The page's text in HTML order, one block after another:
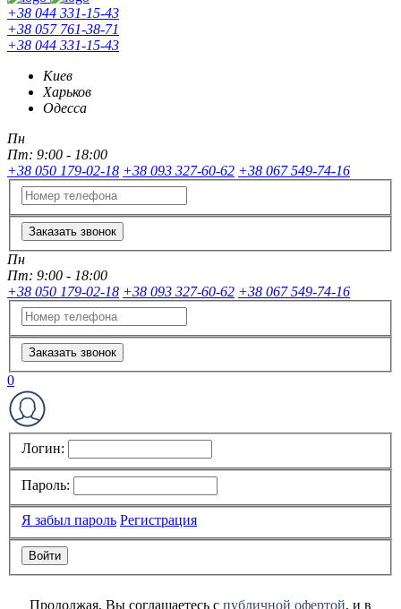
+38 044 331-15-43
+38 057 761-38-71
+38 044 331-15-43
Киев
Харьков
Одесса
Пн
Пт: 9:00 - 18:00
+38 050 179-02-18 +38 093 327-60-62 +38 067 549-74-16
Заказать звонок
Пн
Пт: 9:00 - 18:00
+38 050 179-02-18 +38 093 327-60-62 +38 067 549-74-16
Заказать звонок
0
Логин:
Пароль:
Я забыл пароль Регистрация
Продолжая, Вы соглашаетесь с публичной офертой, и в